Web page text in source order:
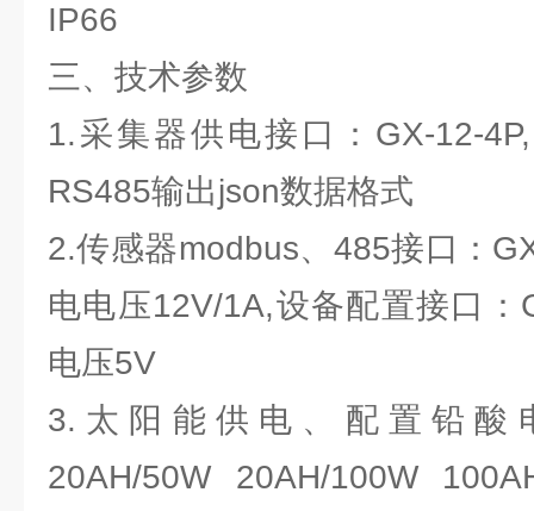
IP66
三、技术参数
1.采集器供电接口：GX-12-
RS485输出json数据格式
2.传感器modbus、485接口：
电电压12V/1A,设备配置接口：
电压5V
3.太阳能供电、配置铅酸
20AH/50W 20AH/100W